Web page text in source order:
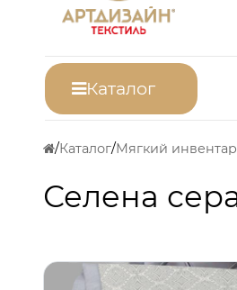
Каталог
Каталог Мягкий
Селена